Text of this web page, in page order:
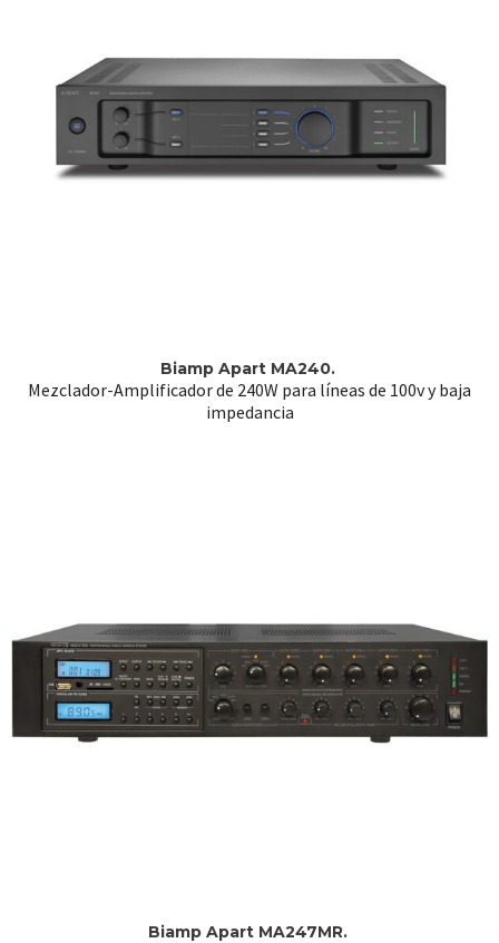
Biamp Apart MA240.
Mezclador-Amplificador de 240W para líneas de 100v y baja
impedancia
Biamp Apart MA247MR.